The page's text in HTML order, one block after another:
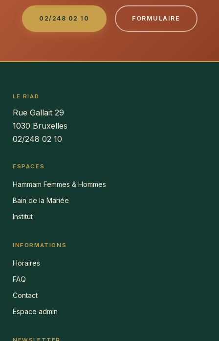
02/248 02 10 FORMULAIRE
LE RIAD
Rue Gallait 29
1030 Bruxelles
02/248 02 10
ESPACES
Hammam Femmes & Hommes
Bain de la Mariée
Institut
INFORMATIONS
Horaires
FAQ
Contact
Espace admin